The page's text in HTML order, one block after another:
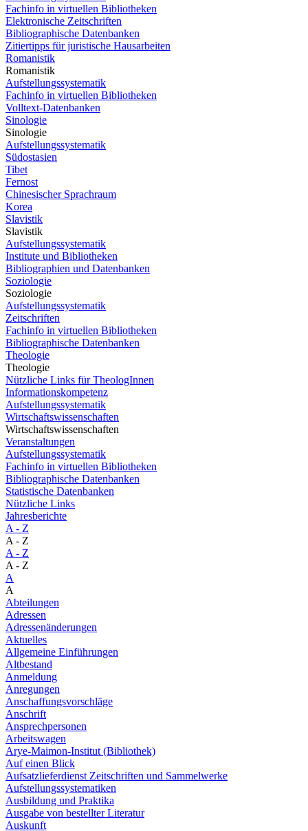
Fachinfo in virtuellen Bibliotheken
Elektronische Zeitschriften
Bibliographische Datenbanken
Zitiertipps für juristische Hausarbeiten
Romanistik
Romanistik
Aufstellungssystematik
Fachinfo in virtuellen Bibliotheken
Volltext-Datenbanken
Sinologie
Sinologie
Aufstellungssystematik
Südostasien
Tibet
Fernost
Chinesischer Sprachraum
Korea
Slavistik
Slavistik
Aufstellungssystematik
Institute und Bibliotheken
Bibliographien und Datenbanken
Soziologie
Soziologie
Aufstellungssystematik
Zeitschriften
Fachinfo in virtuellen Bibliotheken
Bibliographische Datenbanken
Theologie
Theologie
Nützliche Links für TheologInnen
Informationskompetenz
Aufstellungssystematik
Wirtschaftswissenschaften
Wirtschaftswissenschaften
Veranstaltungen
Aufstellungssystematik
Fachinfo in virtuellen Bibliotheken
Bibliographische Datenbanken
Statistische Datenbanken
Nützliche Links
Jahresberichte
A - Z
A - Z
A - Z
A - Z
A
A
Abteilungen
Adressen
Adressenänderungen
Aktuelles
Allgemeine Einführungen
Altbestand
Anmeldung
Anregungen
Anschaffungsvorschläge
Anschrift
Ansprechpersonen
Arbeitswagen
Arye-Maimon-Institut (Bibliothek)
Auf einen Blick
Aufsatzlieferdienst Zeitschriften und Sammelwerke
Aufstellungssystematiken
Ausbildung und Praktika
Ausgabe von bestellter Literatur
Auskunft